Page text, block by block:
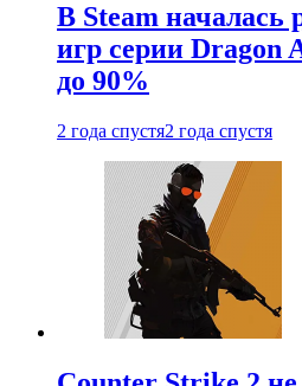
В Steam началась
игр серии Dragon
до 90%
2 года спустя2 года спустя